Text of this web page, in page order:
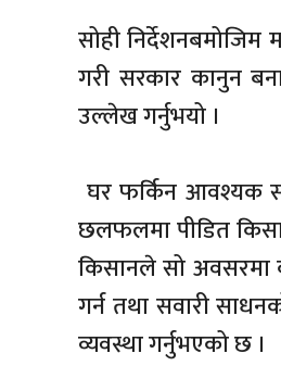
सोही
गरी सरकार कानुन
उल्लेख गर्नुभयो ।
घर फर्किन आवश्यक
छलफलमा पीडित
किसानले सो अवसरमा
गर्न तथा सवारी
व्यवस्था गर्नुभएको छ ।